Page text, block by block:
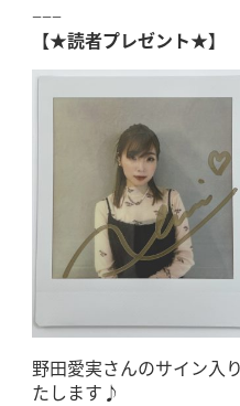
−−−
【★読者プレゼント★】
野田愛実さんのサイン入
たします♪